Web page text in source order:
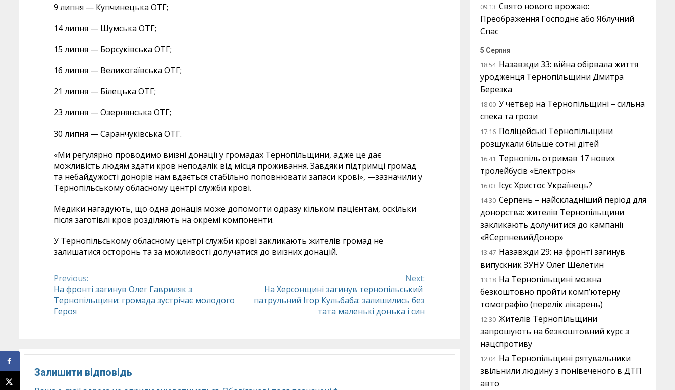
9 липня — Купчинецька ОТГ;
14 липня — Шумська ОТГ;
15 липня — Борсуківська ОТГ;
16 липня — Великогаївська ОТГ;
21 липня — Білецька ОТГ;
23 липня — Озернянська ОТГ;
30 липня — Саранчуківська ОТГ.
«Ми регулярно проводимо виїзні донації у громадах Тернопільщини, адже це дає
можливість людям здати кров неподалік від місця проживання. Завдяки підтримці громад
та небайдужості донорів нам вдається стабільно поповнювати запаси крові», —зазначили у
Тернопільському обласному центрі служби крові.
Медики нагадують, що одна донація може допомогти одразу кільком пацієнтам, оскільки
після заготівлі кров розділяють на окремі компоненти.
У Тернопільському обласному центрі служби крові закликають жителів громад не
залишатися осторонь та за можливості долучатися до виїзних донацій.
Continue
Reading
Previous:
На фронті загинув Олег Гавриляк з
Тернопільщини: громада зустрічає молодого
Героя
Next:
На Херсонщині загинув тернопільський
патрульний Ігор Кульбаба: залишились без
тата маленькі донька і син
Залишити відповідь
09:13 Свято нового врожаю:
Преображення Господнє або Яблучний
Спас
5 Серпня
18:54 Назавжди 33: війна обірвала життя
уродженця Тернопільщини Дмитра
Березка
18:00 У четвер на Тернопільщині – сильна
спека та грози
17:16 Поліцейські Тернопільщини
розшукали більше сотні дітей
16:41 Тернопіль отримав 17 нових
тролейбусів «Електрон»
16:03 Ісус Христос Українець?
14:30 Серпень – найскладніший період для
донорства: жителів Тернопільщини
закликають долучитися до кампанії
«ЯСерпневийДонор»
13:47 Назавжди 29: на фронті загинув
випускник ЗУНУ Олег Шелетин
13:18 На Тернопільщині можна
безкоштовно пройти комп’ютерну
томографію (перелік лікарень)
12:30 Жителів Тернопільщини
запрошують на безкоштовний курс з
нацспротиву
12:04 На Тернопільщині рятувальники
звільнили людину з понівеченого в ДТП
авто